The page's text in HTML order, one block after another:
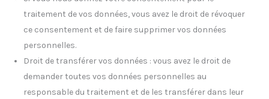
traitement de vos données, vous avez le droit de révoquer
ce consentement et de faire supprimer vos données
personnelles.
Droit de transférer vos données : vous avez le droit de
demander toutes vos données personnelles au
responsable du traitement et de les transférer dans leur